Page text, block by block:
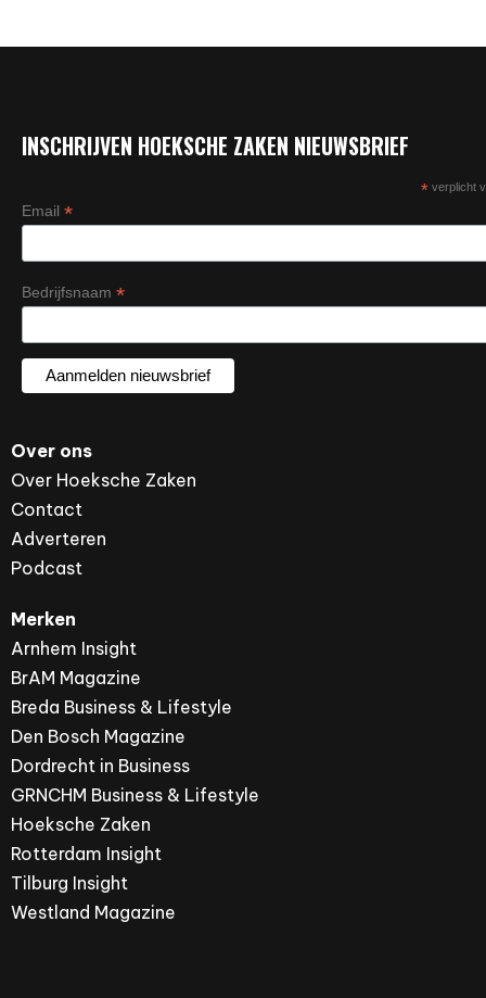
INSCHRIJVEN HOEKSCHE ZAKEN NIEUWSBRIEF
*verplicht
Email *
Bedrijfsnaam *
Over ons
Over Hoeksche Zaken
Contact
Adverteren
Podcast
Merken
Arnhem Insight
BrAM Magazine
Breda Business & Lifestyle
Den Bosch Magazine
Dordrecht in Business
GRNCHM Business & Lifestyle
Hoeksche Zaken
Rotterdam Insight
Tilburg Insight
Westland Magazine